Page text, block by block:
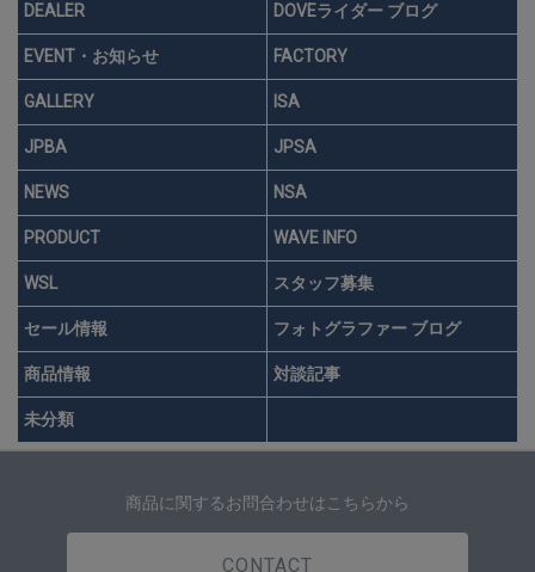
DEALER DOVEライダー ブログ
EVENT・お知らせ FACTORY
GALLERY ISA
JPBA JPSA
NEWS NSA
PRODUCT WAVE INFO
WSL スタッフ募集
セール情報 フォトグラファー ブログ
商品情報 対談記事
未分類
商品に関するお問合わせはこちらから
CONTACT